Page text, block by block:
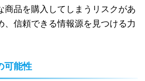
商品を購入してしまうリスクがあ
、信頼できる情報源を見つける力
可能性